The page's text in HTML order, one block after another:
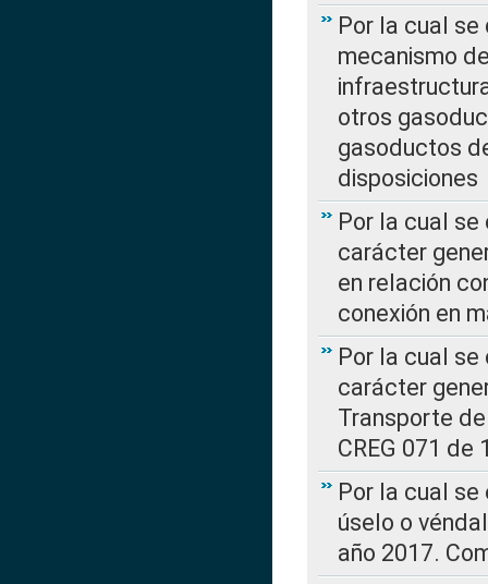
Por la cual se
mecanismo
otros
gasoductos
disposiciones
Por la cual
carácter
en relación
conexión en
Por la cual
carácter
Transporte
CREG 071 de
Por la cual
úselo o
año 2017.